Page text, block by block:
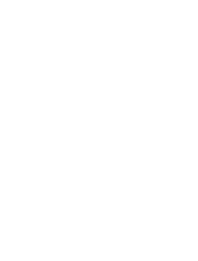
la Humanidad», Mariapolis